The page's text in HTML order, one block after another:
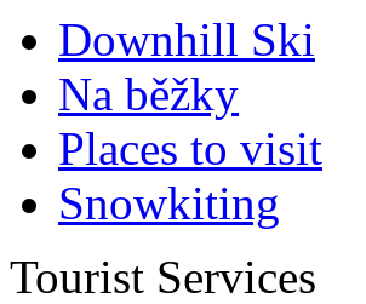
Downhill Ski
Na běžky
Places to visit
Snowkiting
Tourist Services